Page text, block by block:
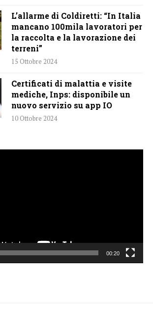
L’allarme di Coldiretti: “In Italia
mancano 100mila lavoratori per
la raccolta e la lavorazione dei
terreni”
15 Ottobre 2024
Certificati di malattia e visite
mediche, Inps: disponibile un
nuovo servizio su app IO
10 Ottobre 2024
00:20